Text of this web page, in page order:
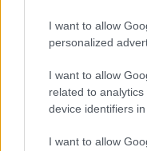
I want to allow
personalized
I want to allow
related to
device identifiers in
I want to allow